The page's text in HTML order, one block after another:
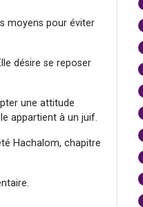
moyens pour éviter
désire se reposer
une attitude
appartient à un juif.
Hachalom, chapitre